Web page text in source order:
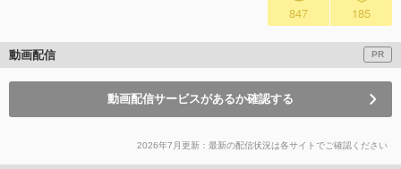
847 185
動画配信 PR
動画配信サービスがあるか確認する
2026年7月更新：最新の配信状況は各サイトでご確認ください